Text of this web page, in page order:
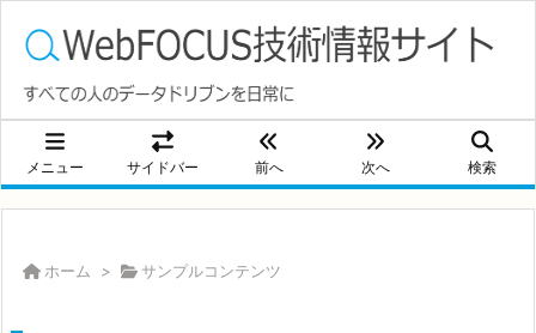
メニュー サイドバー 前へ 次へ 検索
ホーム > サンプルコンテンツ